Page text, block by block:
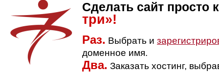
Сделать сайт просто
три»!
Раз. Выбрать и
доменное имя.
Два. Заказать хостинг,